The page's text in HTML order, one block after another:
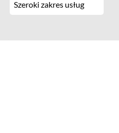
Szeroki zakres usług